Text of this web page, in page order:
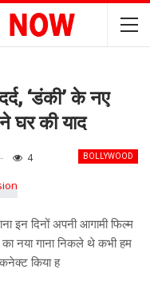
‘डंकी’ के नए
घर की याद
BOLLYWOOD
4
इन दिनों अपनी आगामी फिल्म
नया गाना निकले थे कभी हम
किया ह